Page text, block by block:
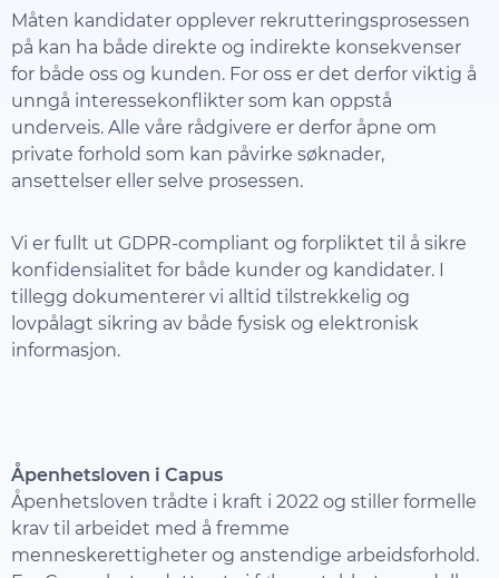
Måten kandidater opplever rekrutteringsprosessen
på kan ha både direkte og indirekte konsekvenser
for både oss og kunden. For oss er det derfor viktig å
unngå interessekonflikter som kan oppstå
underveis. Alle våre rådgivere er derfor åpne om
private forhold som kan påvirke søknader,
ansettelser eller selve prosessen.
Vi er fullt ut GDPR-compliant og forpliktet til å sikre
konfidensialitet for både kunder og kandidater. I
tillegg dokumenterer vi alltid tilstrekkelig og
lovpålagt sikring av både fysisk og elektronisk
informasjon.
Åpenhetsloven i Capus
Åpenhetsloven trådte i kraft i 2022 og stiller formelle
krav til arbeidet med å fremme
menneskerettigheter og anstendige arbeidsforhold.